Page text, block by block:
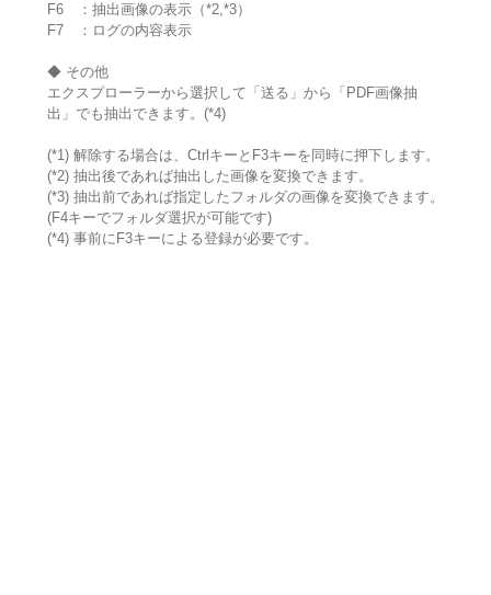
F6 ：抽出画像の表示（*2,*3）
F7 ：ログの内容表示
◆ その他
エクスプローラーから選択して「送る」から「PDF画像抽
出」でも抽出できます。(*4)
(*1) 解除する場合は、CtrlキーとF3キーを同時に押下します。
(*2) 抽出後であれば抽出した画像を変換できます。
(*3) 抽出前であれば指定したフォルダの画像を変換できます。
(F4キーでフォルダ選択が可能です)
(*4) 事前にF3キーによる登録が必要です。